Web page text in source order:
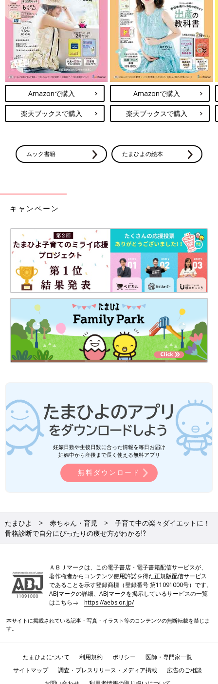
骨格ストレートの人におすすめなのは、有酸素運動と筋トレを組
み合わせて、脂肪燃焼と筋力アップをバランスよくとり入れるダ
イエット法。筋肉がつきやすいタイプなので、筋トレばかり行っ
てしまうと、がっちりした体型になる可能性があります。
からだ全体の脂肪を燃やすための有酸素運動を70％、しなやかな
筋肉をつけるための軽い筋トレを30％という比率で行うといいで
しょう。
筋トレは、おなかまわりをメインに行うのが効率的です。もとも
と立体的なバスト・ヒップを持っているため、ウェストを引き締
めると女性的なメリハリボディを作ることができますよ。
骨格ナチュラルのダイエット方法
骨格ナチュラルの人は太ると全体的に脂肪がついてしまうため、
全身の筋トレをとり入れることが大切です。
ウエストを引き締めるとくびれができて、メリハリボディをめざ
せるでしょう。バストとヒップの筋肉もきたえると、からだのラ
インがきれいに見えます。
骨格ウェーブのダイエット方法
骨格ウェーブの人は下半身に脂肪がつきやすいため、ヒップライ
ンを引き締める筋トレが重要です。また、上半身の筋トレもとり
入れると、上半身・下半身のバランスがよくなります。
脂肪がつきやすいタイプなので、ジョギングなどの有酸素運動を
食事面では、良質なタンパク質をきちんと摂る、脂肪分を控えめ
にするといった食生活の見直しをすることも大切です。
Amazonで購入
楽天ブックスで購入
Amazonで購入
楽天ブックスで購入
ムック書籍 たまひよの絵本
キャンペーン
妊娠日数や生後日数に合った情報を毎日お届け
妊娠中から産後まで長く使える無料アプリ
無料ダウンロード
たまひよ 赤ちゃん・育児
子育て中の楽々ダイエットに！
骨格診断で自分にぴったりの痩せ方がわかる⁉
ＡＢＪマークは、この電子書店・電子書籍配信サービスが、
著作権者からコンテンツ使用許諾を得た正規版配信サービス
であることを示す登録商標（登録番号 第11091000号）です。
ABJマークの詳細、ABJマークを掲示しているサービスの一覧
はこちら→https://aebs.or.jp/
本サイトに掲載されている記事・写真・イラスト等のコンテンツの無断転載を禁じま
す。
たまひよについて 利用規約 ポリシー
医師・専門家一覧
サイトマップ
調査・プレスリリース・メディア掲載
広告のご相談